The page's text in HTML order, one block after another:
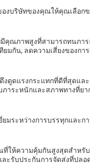
องบริษัทของคุณให้คุณเลือ
มีคุณภาพสูงที่สามารถทนภา
มกัน, ลดความเสี่ยงของกา
ดูดแรงกระแทกที่ดีที่สุดแล
ระหนักและสภาพทางที่ยา
มระหว่างการบรรทุกและ
ที่ให้ความคุ้มกันสูงสุดสําห
ะรับประกันการจัดส่งที่ปลอ